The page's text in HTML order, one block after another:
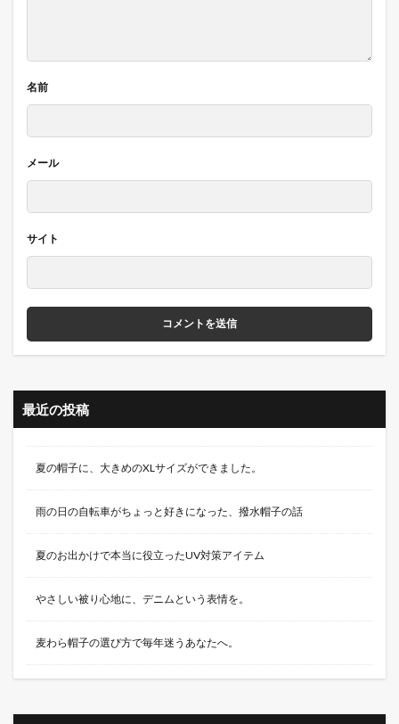
名前
メール
サイト
最近の投稿
夏の帽子に、大きめのXLサイズができました。
雨の日の自転車がちょっと好きになった、撥水帽子の話
夏のお出かけで本当に役立ったUV対策アイテム
やさしい被り心地に、デニムという表情を。
麦わら帽子の選び方で毎年迷うあなたへ。